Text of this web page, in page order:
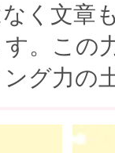
く文章
。この
グ力の